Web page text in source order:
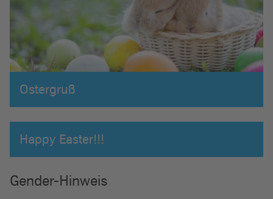
Ostergruß
Happy Easter!!!
Gender-Hinweis